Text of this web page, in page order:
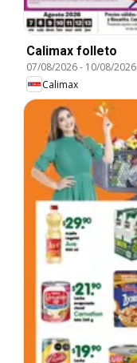
Calimax folleto
07/08/2026- 10/08/2026
Calimax